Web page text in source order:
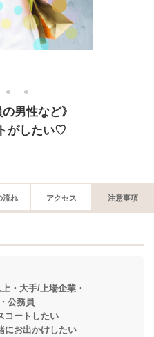
3 4
男性など》
がしたい♡
流れ アクセス 注意事項
・大手/上場企業・
員
ートしたい
お出かけしたい